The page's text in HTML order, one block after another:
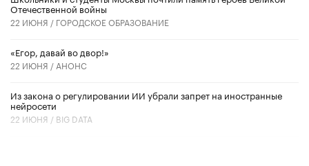
Отечественной войны
22 ИЮНЯ / ГОРОДСКОЕ ОБРАЗОВАНИЕ
«Егор, давай во двор!»
22 ИЮНЯ / АНОНС
Из закона о регулировании ИИ убрали запрет на иностранные
нейросети
22 ИЮНЯ / BIG DATA